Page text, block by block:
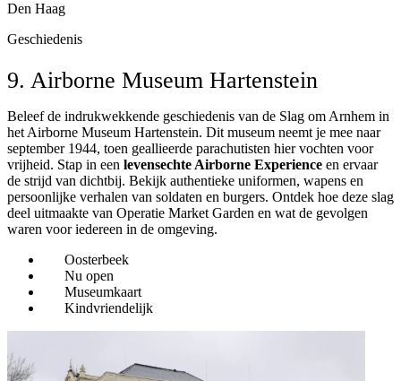
Den Haag
Geschiedenis
9. Airborne Museum Hartenstein
Beleef de indrukwekkende geschiedenis van de Slag om Arnhem in
het Airborne Museum Hartenstein. Dit museum neemt je mee naar
september 1944, toen geallieerde parachutisten hier vochten voor
vrijheid. Stap in een levensechte Airborne Experience en ervaar
de strijd van dichtbij. Bekijk authentieke uniformen, wapens en
persoonlijke verhalen van soldaten en burgers. Ontdek hoe deze slag
deel uitmaakte van Operatie Market Garden en wat de gevolgen
waren voor iedereen in de omgeving.
Oosterbeek
Nu open
Museumkaart
Kindvriendelijk